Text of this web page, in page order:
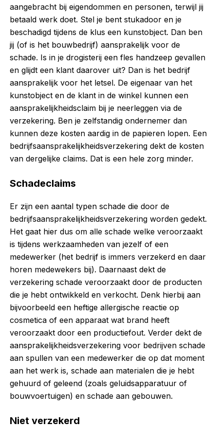
aangebracht bij eigendommen en personen, terwijl jij
betaald werk doet. Stel je bent stukadoor en je
beschadigd tijdens de klus een kunstobject. Dan ben
jij (of is het bouwbedrijf) aansprakelijk voor de
schade. Is in je drogisterij een fles handzeep gevallen
en glijdt een klant daarover uit? Dan is het bedrijf
aansprakelijk voor het letsel. De eigenaar van het
kunstobject en de klant in de winkel kunnen een
aansprakelijkheidsclaim bij je neerleggen via de
verzekering. Ben je zelfstandig ondernemer dan
kunnen deze kosten aardig in de papieren lopen. Een
bedrijfsaansprakelijkheidsverzekering dekt de kosten
van dergelijke claims. Dat is een hele zorg minder.
Schadeclaims
Er zijn een aantal typen schade die door de
bedrijfsaansprakelijkheidsverzekering worden gedekt.
Het gaat hier dus om alle schade welke veroorzaakt
is tijdens werkzaamheden van jezelf of een
medewerker (het bedrijf is immers verzekerd en daar
horen medewekers bij). Daarnaast dekt de
verzekering schade veroorzaakt door de producten
die je hebt ontwikkeld en verkocht. Denk hierbij aan
bijvoorbeeld een heftige allergische reactie op
cosmetica of een apparaat wat brand heeft
veroorzaakt door een productiefout. Verder dekt de
aansprakelijkheidsverzekering voor bedrijven schade
aan spullen van een medewerker die op dat moment
aan het werk is, schade aan materialen die je hebt
gehuurd of geleend (zoals geluidsapparatuur of
bouwvoertuigen) en schade aan gebouwen.
Niet verzekerd